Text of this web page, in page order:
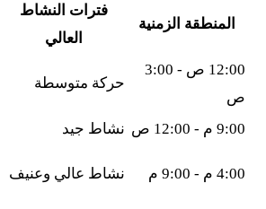
المنطقة الزمنية
فترات النشاط
العالي
12:00 ص - 3:00
ص
حركة متوسطة
9:00 م - 12:00 ص نشاط جيد
4:00 م - 9:00 م نشاط عالي وعنيف